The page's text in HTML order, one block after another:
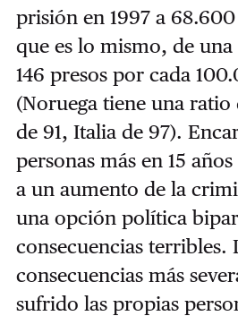
prisión en 1997 a
que es lo mismo, de
146 presos por cada
(Noruega tiene una ratio
de 91, Italia de 97).
personas más en 15
a un aumento de la
una opción política
consecuencias terribles.
consecuencias más
sufrido las propias